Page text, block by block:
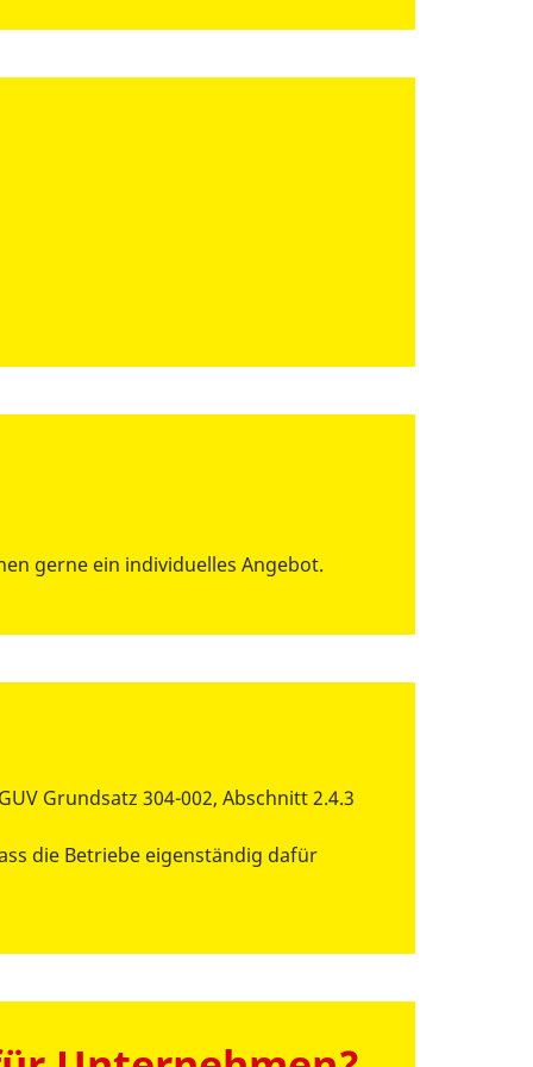
gerne ein individuelles Angebot.
Grundsatz 304-002, Abschnitt 2.4.3
die Betriebe eigenständig dafür